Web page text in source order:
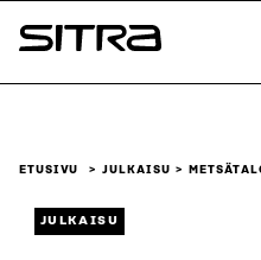
Siirry
suoraan
Sitra
ETUSIVU JULKAISU
JULKAISU